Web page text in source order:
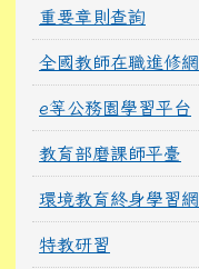
重要章則查詢
全國教師在職進修網
e等公務園學習平台
教育部磨課師平臺
環境教育終身學習網
特教研習